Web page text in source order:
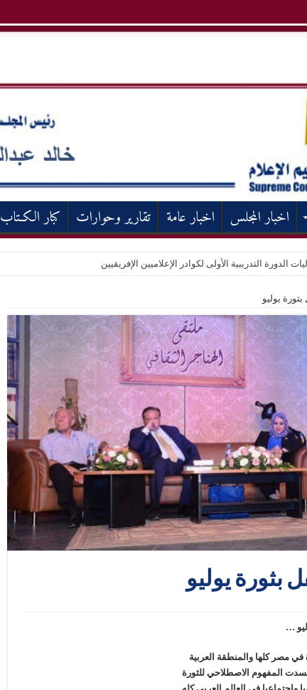
اخبار المجلس اخبار عامة تقارير وحوارات كبار الكـتاب
الدورة التدريبية الأولى لكوادر الإعلاميين الإفريقيين
يوليو
بثورة يوليو
…
في مصر كلها والمنطقة العربية
المفهوم الاصطلاحي للثورة